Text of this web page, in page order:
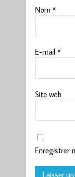
Nom *
E-mail *
Site web
Enregistrer